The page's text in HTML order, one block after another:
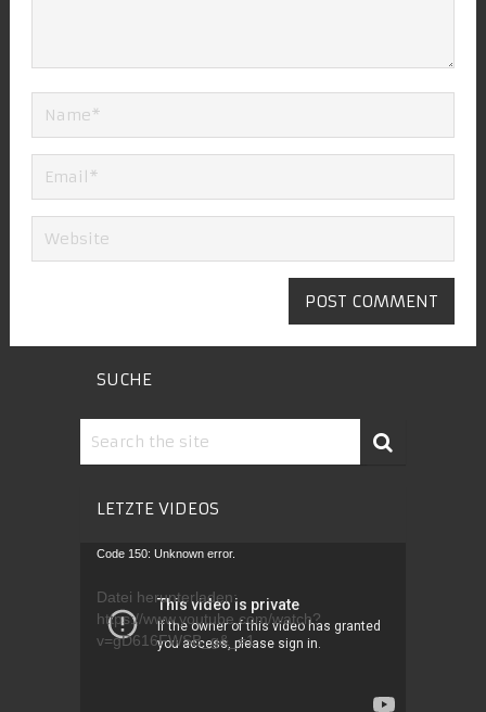
SUCHE
LETZTE VIDEOS
Video-
Code 150: Unknown error.
Datei herunterladen:
https://www.youtube.com/watch?
v=gD616FWSB_g&_=1